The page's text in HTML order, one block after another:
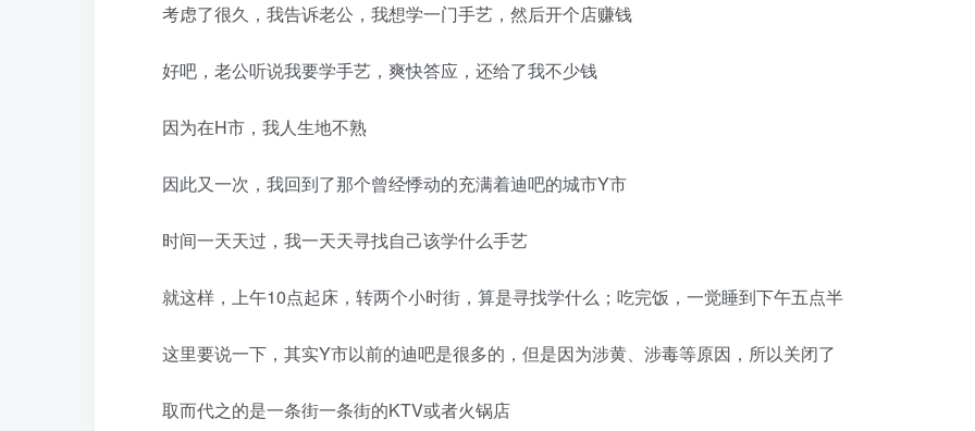
考虑了很久，我告诉老公，我想学一门手艺，然后开个店赚钱
好吧，老公听说我要学手艺，爽快答应，还给了我不少钱
因为在H市，我人生地不熟
因此又一次，我回到了那个曾经悸动的充满着迪吧的城市Y市
时间一天天过，我一天天寻找自己该学什么手艺
就这样，上午10点起床，转两个小时街，算是寻找学什么；吃完饭，一觉睡到下午五点半
这里要说一下，其实Y市以前的迪吧是很多的，但是因为涉黄、涉毒等原因，所以关闭了
取而代之的是一条街一条街的KTV或者火锅店